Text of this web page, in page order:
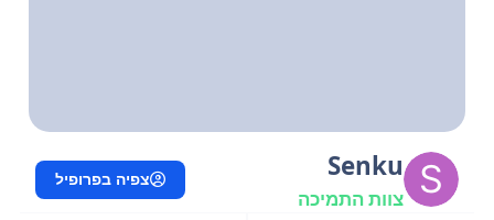
Senku
צוות התמיכה
צפיה בפרופיל